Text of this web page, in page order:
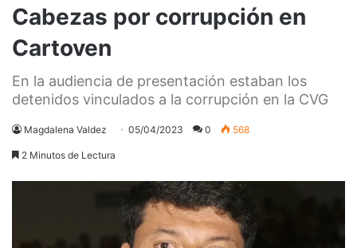
Cabezas por corrupción en
Cartoven
En la audiencia de presentación estaban los
detenidos vinculados a la corrupción en la CVG
Magdalena Valdez 05/04/2023 0 568
2 Minutos de Lectura